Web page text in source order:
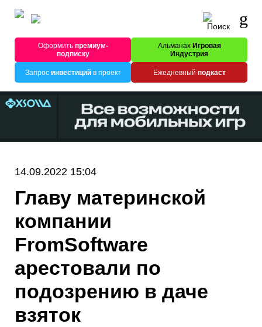
Оформитьпремиум-
подписку
Альманах Игровая
Индустрия
Запрос инвестицийв проект Ежедневный подкаст
14.09.2022 15:04
Главу материнской
компании
FromSoftware
арестовали по
подозрению в даче
взяток